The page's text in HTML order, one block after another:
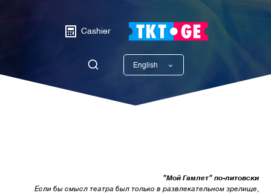
Cashier
English
"Мой Гамлет" по-литовски
Если бы смысл театра был только в развлекательном зрелище,